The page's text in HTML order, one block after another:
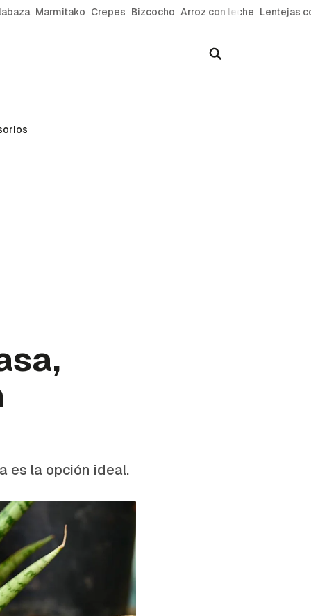
Marmitako Crepes Bizcocho Arroz con leche Lentejas
es la opción ideal.